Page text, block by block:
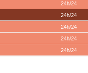
24h/24
24h/24
24h/24
24h/24
24h/24